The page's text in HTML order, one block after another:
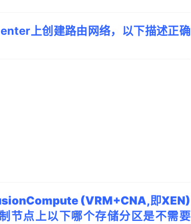
上创建路由网络，以下描述正确
(VRM+CNA,即XEN)
节点上以下哪个存储分区是不需要